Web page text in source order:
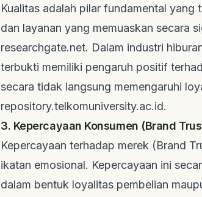
Kualitas adalah pilar fundamental
dan layanan yang memuaskan secara
researchgate.net. Dalam industri
terbukti memiliki pengaruh positif
secara tidak langsung memengaruhi
repository.telkomuniversity.ac.id.
3. Kepercayaan Konsumen (Brand
Kepercayaan terhadap merek (Brand
ikatan emosional. Kepercayaan ini
dalam bentuk loyalitas pembelian